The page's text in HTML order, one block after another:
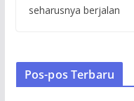
seharusnya berjalan
Pos-pos Terbaru